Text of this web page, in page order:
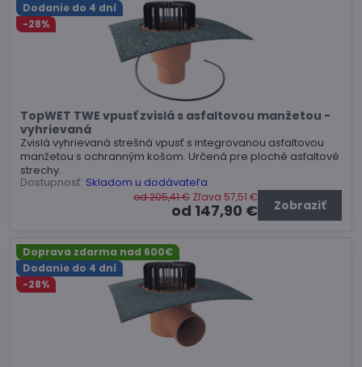
TopWET TWE vpusť zvislá s asfaltovou manžetou -
vyhrievaná
Dodanie do 4 dní
-28%
Zvislá vyhrievaná strešná vpusť s integrovanou asfaltovou
manžetou s ochranným košom. Určená pre ploché asfaltové
strechy.
Dostupnosť: Skladom u dodávateľa
od 147,90 €
od 205,41 € Zľava 57,51 €
Zobraziť
Doprava zdarma nad 600€
Dodanie do 4 dní
-28%